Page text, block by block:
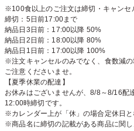
※100食以上のご注文は締切・キャンセ
締切：5日前17:00まで
納品日3日前：17:00以降 50%
納品日2日前：18:00以降 80%
納品日1日前：17:00以降 100%
※注文キャンセルのみでなく、食数減の
ご注意くださいませ。
【夏季休業の配達】
お休みはございませんが、8/8～8/16配
12:00時締切です。
※カレンダー上が「休」の場合定休日と
※商品名に締切の記載がある商品に関